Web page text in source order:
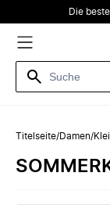
Die
Titelseite/Damen/